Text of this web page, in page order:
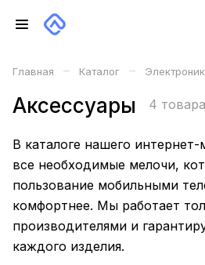
Главная – Каталог –
Аксессуары 4 товара
В каталоге нашего
все необходимые мелочи,
пользование мобильными
комфортнее. Мы работает
производителями и
каждого изделия.